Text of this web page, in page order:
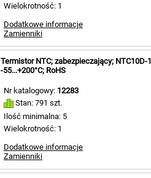
Wielokrotność: 1
Dodatkowe informacje
Zamienniki
Termistor NTC; zabezpieczający;
-55...+200°C; RoHS
Nr katalogowy: 12283
Stan: 791 szt.
Ilość minimalna: 5
Wielokrotność: 1
Dodatkowe informacje
Zamienniki